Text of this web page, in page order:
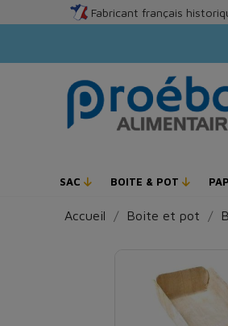
Fabricant français
SAC BOITE & POT
Accueil Boite et pot